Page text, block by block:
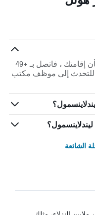
إذا كانت لديك أسئلة أو أمور تتعلق بشأن إقامتك ، فاتصل بـ +49
للتحدث إلى موظف مكتب
الشائعة